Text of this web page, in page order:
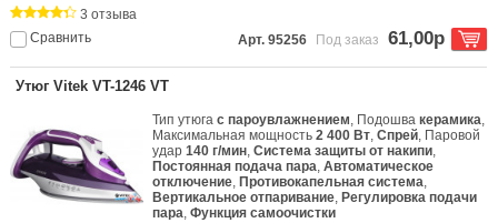
Сравнить
3 отзыва
Арт. 95256
Под заказ 61,00р
Утюг Vitek VT-1246 VT
Тип утюгас пароувлажнением, Подошвакерамика,
Максимальная мощность2 400 Вт,Спрей, Паровой
удар140 г/мин,Система защиты от накипи,
Постоянная подача пара,Автоматическое
отключение, Противокапельная система,
Вертикальное отпаривание, Регулировка подачи
пара,Функция самоочистки